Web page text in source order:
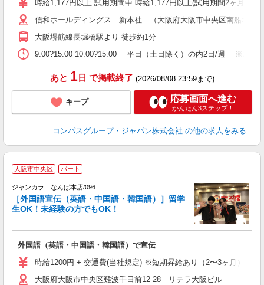
時給1,177円以上 試用期間中 時給1,177円以上(試用期間2ヶ月) 残
信和ホールディングス 新本社 （大阪府大阪市中央区南船場1
大阪堺筋線長堀橋駅より 徒歩約1分
9:00?15:00 10:00?15:00 平日（土日除く）の内2日/週 ※水曜日
あと 1日 で掲載終了 (2026/08/08 23:59まで)
キープ 応募画面へ進む
かんたん3ステップ！
コンパスグループ・ジャパン株式会社 の他の求人をみる
大阪市中央区 パート
ジャンカラ なんば本店/096
［外国語宣伝（英語・中国語・韓国語）］留学
生OK！未経験の方でもOK！
外国語（英語・中国語・韓国語）で宣伝
時給1200円 + 交通費(当社規定) ※短期昇給あり（2〜3ヶ月）
大阪府大阪市中央区難波千日前12-28 リテラ大阪ビル